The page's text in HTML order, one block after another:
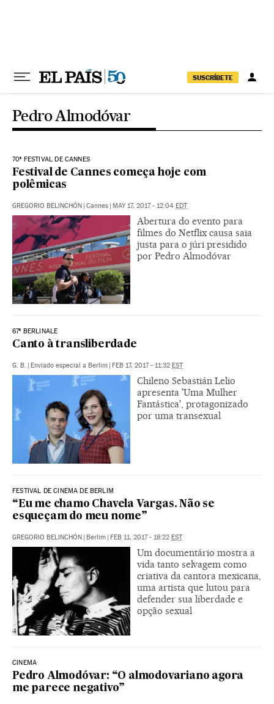
SUSCRÍBETE
Pedro Almodóvar
70ª FESTIVAL DE CANNES
Festival de Cannes começa hoje com
polêmicas
GREGORIO BELINCHÓN | Cannes | MAY 17, 2017 - 12:04 EDT
Abertura do evento para
filmes do Netflix causa saia
justa para o júri presidido
por Pedro Almodóvar
67ª BERLINALE
Canto à transliberdade
G. B. | Enviado especial a Berlim | FEB 17, 2017 - 11:32 EST
Chileno Sebastián Lelio
apresenta 'Uma Mulher
Fantástica', protagonizado
por uma transexual
FESTIVAL DE CINEMA DE BERLIM
“Eu me chamo Chavela Vargas. Não se
esqueçam do meu nome”
GREGORIO BELINCHÓN | Berlim | FEB 11, 2017 - 18:22 EST
Um documentário mostra a
vida tanto selvagem como
criativa da cantora mexicana,
uma artista que lutou para
defender sua liberdade e
opção sexual
CINEMA
Pedro Almodóvar: “O almodovariano agora
me parece negativo”